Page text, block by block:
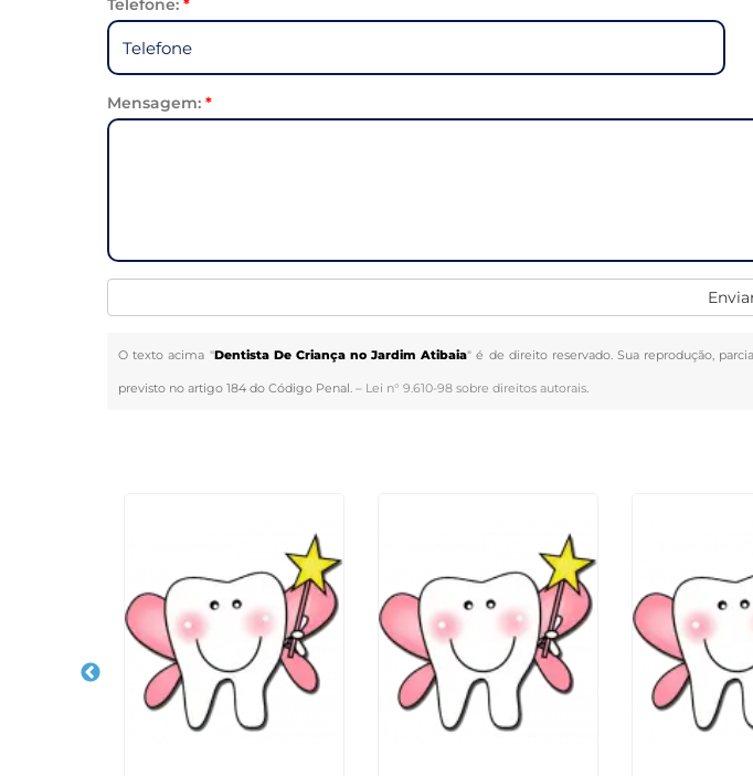
Telefone:*
Mensagem:*
O texto acima "Dentista De Criança no Jardim Atibaia" é de direito reservado. Sua reprodução,
previsto no artigo 184 do Código Penal. – Lei n° 9.610-98 sobre direitos autorais.